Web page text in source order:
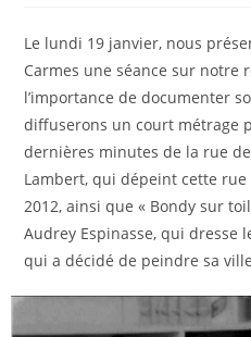
publication :
Le lundi 19 janvier, nous
Carmes une séance sur
l’importance de documenter
diffuserons un court métrage
dernières minutes de la rue
Lambert, qui dépeint cette rue
2012, ainsi que « Bondy sur
Audrey Espinasse, qui dresse
qui a décidé de peindre sa